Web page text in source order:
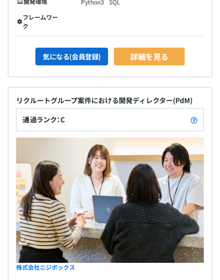
Python3
SQL
フレームワー
ク
気になる(会員登録) 詳細を見る
リクルートグループ案件における開発ディレクター(PdM)
通過ランク：C
株式会社ニジボックス